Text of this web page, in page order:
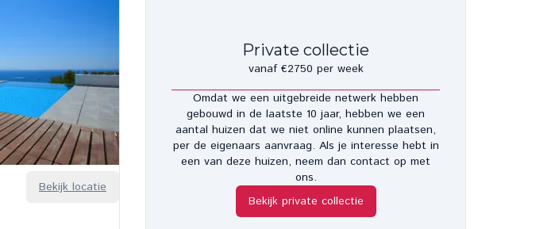
Bekijk locatie
Private collectie
vanaf €2750 per week
Omdat we een uitgebreide netwerk hebben
gebouwd in de laatste 10 jaar, hebben we een
aantal huizen dat we niet online kunnen plaatsen,
per de eigenaars aanvraag. Als je interesse hebt in
een van deze huizen, neem dan contact op met
ons.
Bekijk private collectie